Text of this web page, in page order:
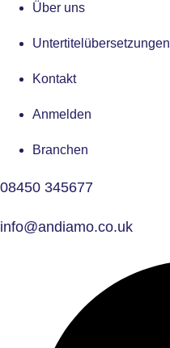
Über uns
Untertitelübersetzungen
Kontakt
Anmelden
Branchen
08450 345677
info@andiamo.co.uk